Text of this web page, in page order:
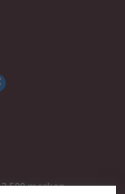
2.500 merken